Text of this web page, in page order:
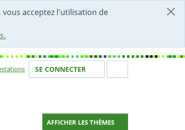
acceptez l'utilisation de
Votre identité
SE CONNECTER
AFFICHER LES THÈMES